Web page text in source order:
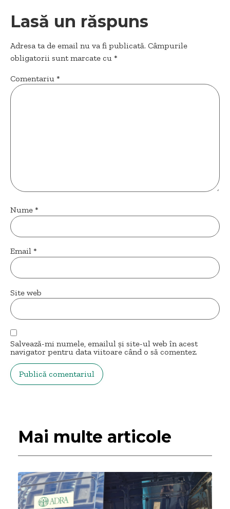
Lasă un răspuns
Adresa ta de email nu va fi publicată. Câmpurile
obligatorii sunt marcate cu *
Comentariu *
Nume *
Email *
Site web
Salvează-mi numele, emailul și site-ul web în acest
navigator pentru data viitoare când o să comentez.
Mai multe articole